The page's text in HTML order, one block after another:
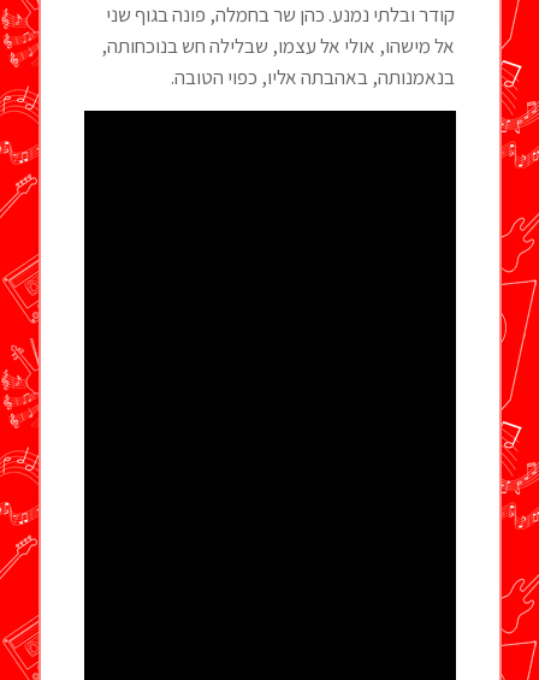
קודר ובלתי נמנע. כהן שר בחמלה, פונה בגוף שני
אל מישהו, אולי אל עצמו, שבלילה חש בנוכחותה,
בנאמנותה, באהבתה אליו, כפוי הטובה.